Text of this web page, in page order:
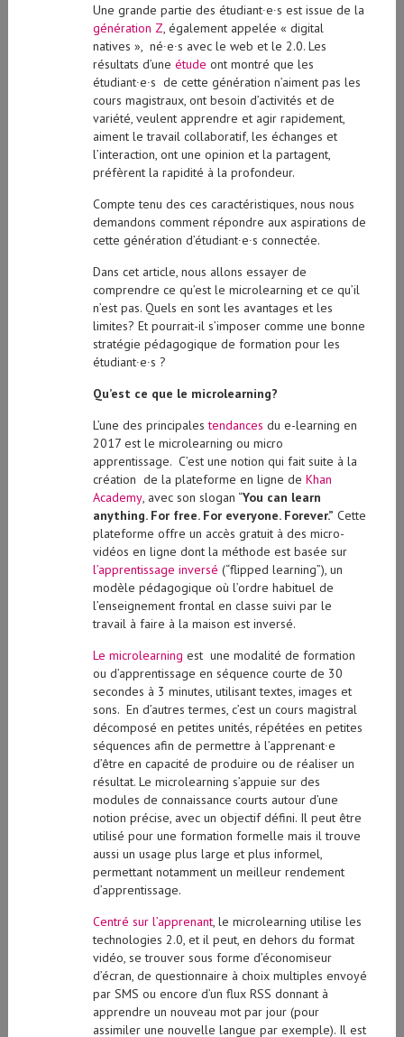
Une grande partie des étudiant∙e∙s est issue de la
génération Z, également appelée « digital
natives », né∙e∙s avec le web et le 2.0. Les
résultats d’une étude ont montré que les
étudiant∙e∙s de cette génération n’aiment pas les
cours magistraux, ont besoin d’activités et de
variété, veulent apprendre et agir rapidement,
aiment le travail collaboratif, les échanges et
l’interaction, ont une opinion et la partagent,
préfèrent la rapidité à la profondeur.
Compte tenu des ces caractéristiques, nous nous
demandons comment répondre aux aspirations de
cette génération d’étudiant∙e∙s connectée.
Dans cet article, nous allons essayer de
comprendre ce qu’est le microlearning et ce qu’il
n’est pas. Quels en sont les avantages et les
limites? Et pourrait-il s’imposer comme une bonne
stratégie pédagogique de formation pour les
étudiant∙e∙s ?
Qu’est ce que le microlearning?
L’une des principalestendances du e-learning en
2017 est le microlearning ou micro
apprentissage. C’est une notion qui fait suite à la
création de la plateforme en ligne de Khan
Academy, avec son slogan “You can learn
anything. For free. For everyone. Forever.” Cette
plateforme offre un accès gratuit à des micro-
vidéos en ligne dont la méthode est basée sur
l’apprentissage inversé (“flipped learning”), un
modèle pédagogique où l’ordre habituel de
l’enseignement frontal en classe suivi par le
travail à faire à la maison est inversé.
Le microlearning est une modalité de formation
ou d’apprentissage en séquence courte de 30
secondes à 3 minutes, utilisant textes, images et
sons. En d’autres termes, c’est un cours magistral
décomposé en petites unités, répétées en petites
séquences afin de permettre à l’apprenant∙e
d’être en capacité de produire ou de réaliser un
résultat. Le microlearning s’appuie sur des
modules de connaissance courts autour d’une
notion précise, avec un objectif défini. Il peut être
utilisé pour une formation formelle mais il trouve
aussi un usage plus large et plus informel,
permettant notamment un meilleur rendement
d’apprentissage.
Centré sur l’apprenant, le microlearning utilise les
technologies 2.0, et il peut, en dehors du format
vidéo, se trouver sous forme d’économiseur
d’écran, de questionnaire à choix multiples envoyé
par SMS ou encore d’un flux RSS donnant à
apprendre un nouveau mot par jour (pour
assimiler une nouvelle langue par exemple). Il est